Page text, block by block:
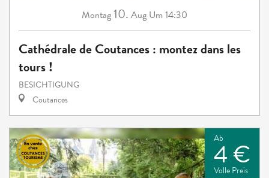
Montag 10. Aug Um 14:30
Cathédrale de Coutances : montez dans les
tours !
BESICHTIGUNG
Coutances
Ab
4 €
Volle Preis